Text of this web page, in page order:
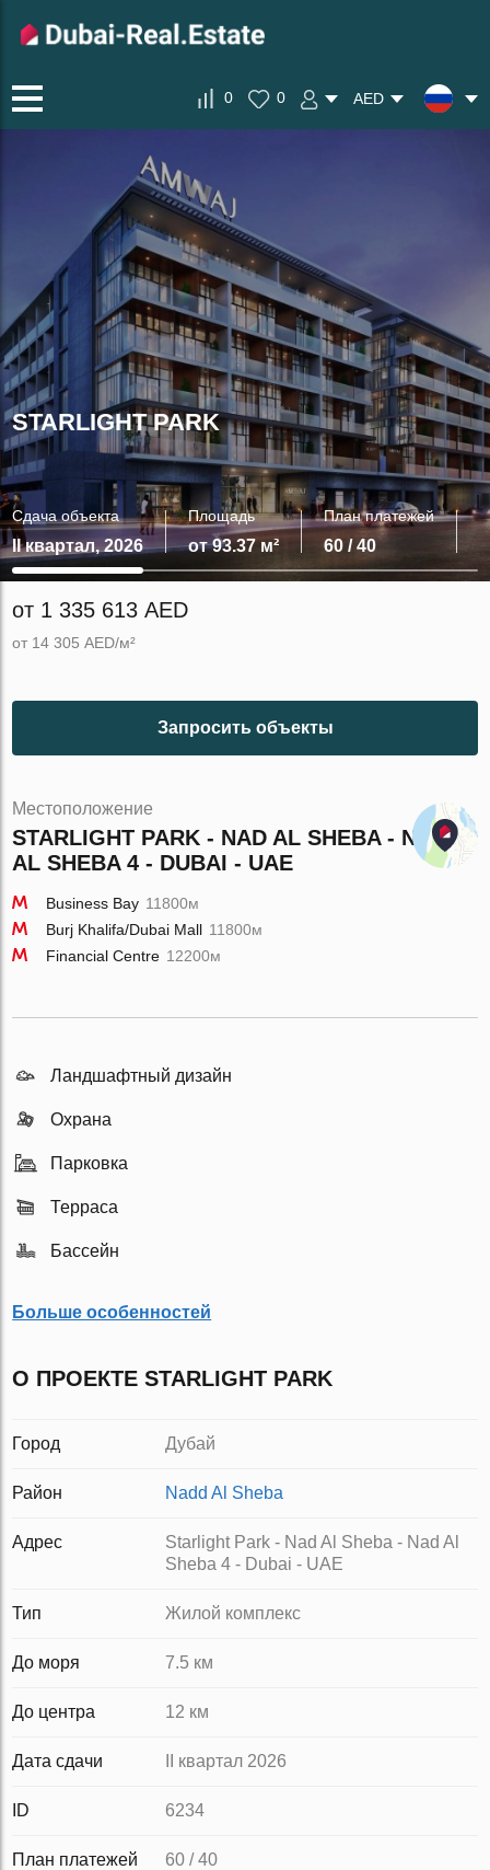
0 0 AED
STARLIGHT PARK
Сдача объекта
II квартал, 2026
Площадь
от 93.37 м²
План платежей
60 / 40
от 1 335 613 AED
от 14 305 AED/м²
Запросить объекты
Местоположение
STARLIGHT PARK - NAD AL SHEBA - NAD
AL SHEBA 4 - DUBAI - UAE
Business Bay 11800м
Burj Khalifa/Dubai Mall 11800м
Financial Centre 12200м
Ландшафтный дизайн
Охрана
Парковка
Терраса
Бассейн
Больше особенностей
О ПРОЕКТЕ STARLIGHT PARK
Город Дубай
Район Nadd Al Sheba
Адрес
Starlight Park - Nad Al Sheba - Nad Al
Sheba 4 - Dubai - UAE
Тип Жилой комплекс
До моря 7.5 км
До центра 12 км
Дата сдачи II квартал 2026
ID 6234
План платежей 60 / 40